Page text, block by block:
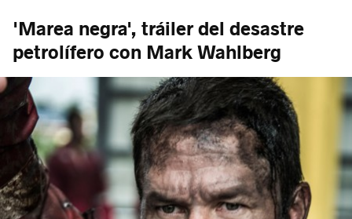
'Marea negra', tráiler del desastre
petrolífero con Mark Wahlberg